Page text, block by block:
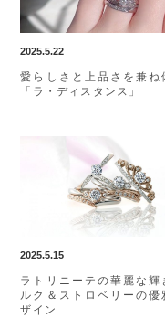
2025.5.22
愛らしさと上品さを兼ね
「ラ・ディスタンス」
2025.5.15
ラトリニーテの華麗な輝
ルク＆ストロベリーの優
ザイン